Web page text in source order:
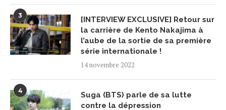
3
[INTERVIEW EXCLUSIVE] Retour sur
la carrière de Kento Nakajima à
l’aube de la sortie de sa première
série internationale !
14 novembre 2022
4
Suga (BTS) parle de sa lutte
contre la dépression